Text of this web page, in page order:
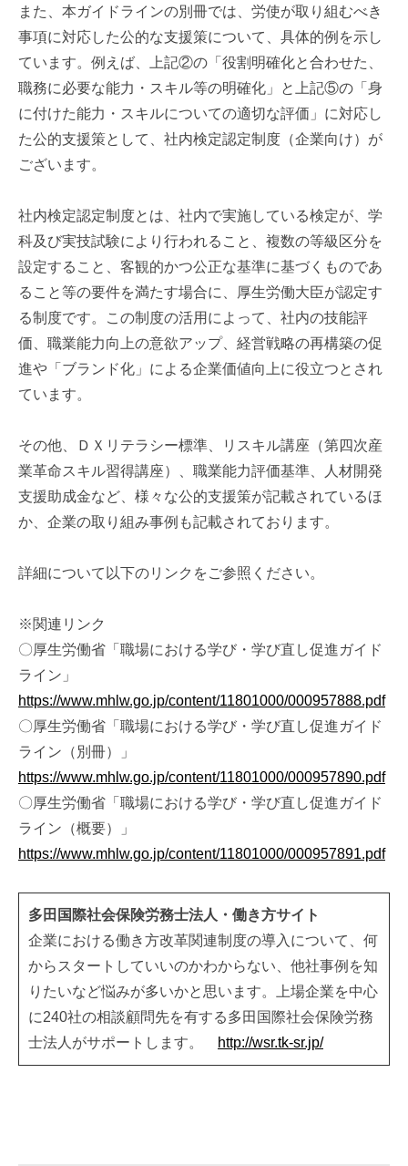
また、本ガイドラインの別冊では、労使が取り組むべき
事項に対応した公的な支援策について、具体的例を示し
ています。例えば、上記②の「役割明確化と合わせた、
職務に必要な能力・スキル等の明確化」と上記⑤の「身
に付けた能力・スキルについての適切な評価」に対応し
た公的支援策として、社内検定認定制度（企業向け）が
ございます。
社内検定認定制度とは、社内で実施している検定が、学
科及び実技試験により行われること、複数の等級区分を
設定すること、客観的かつ公正な基準に基づくものであ
ること等の要件を満たす場合に、厚生労働大臣が認定す
る制度です。この制度の活用によって、社内の技能評
価、職業能力向上の意欲アップ、経営戦略の再構築の促
進や「ブランド化」による企業価値向上に役立つとされ
ています。
その他、ＤＸリテラシー標準、リスキル講座（第四次産
業革命スキル習得講座）、職業能力評価基準、人材開発
支援助成金など、様々な公的支援策が記載されているほ
か、企業の取り組み事例も記載されております。
詳細について以下のリンクをご参照ください。
※関連リンク
〇厚生労働省「職場における学び・学び直し促進ガイド
ライン」
https://www.mhlw.go.jp/content/11801000/000957888.pdf
〇厚生労働省「職場における学び・学び直し促進ガイド
ライン（別冊）」
https://www.mhlw.go.jp/content/11801000/000957890.pdf
〇厚生労働省「職場における学び・学び直し促進ガイド
ライン（概要）」
https://www.mhlw.go.jp/content/11801000/000957891.pdf
多田国際社会保険労務士法人・働き方サイト
企業における働き方改革関連制度の導入について、何
からスタートしていいのかわからない、他社事例を知
りたいなど悩みが多いかと思います。上場企業を中心
に240社の相談顧問先を有する多田国際社会保険労務
士法人がサポートします。
http://wsr.tk-sr.jp/